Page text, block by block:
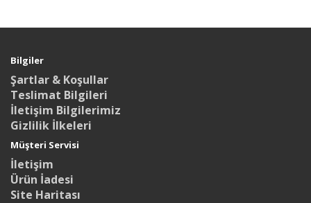
Bilgiler
Şartlar & Koşullar
Teslimat Bilgileri
İletişim Bilgilerimiz
Gizlilik İlkeleri
Müşteri Servisi
İletişim
Ürün İadesi
Site Haritası